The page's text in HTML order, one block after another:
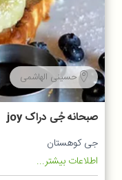
حسینی الهاشمی
صبحانه جُی دراک joy
جی کوهستان
اطلاعات بیشتر...